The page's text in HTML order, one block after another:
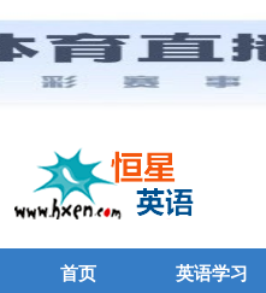
首页 英语学习